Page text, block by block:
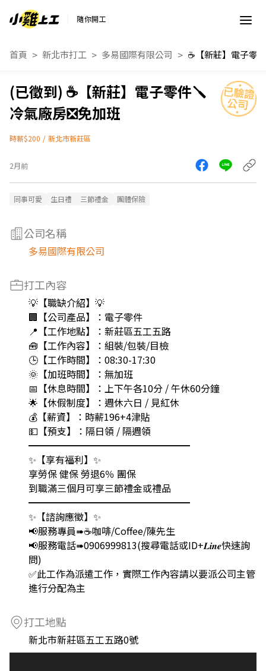
隨你開工
首頁 新北市打工 多易國際有限公司
☕️【新莊】電子零件🪛
冷氣廠房❎免加班
時薪$200 / 新北市新莊區
2月前
同事可愛 生日禮 三節禮金 團體保險
公司名稱
多易國際有限公司
打工內容
💡【職缺介紹】💡
🏢【公司產品】：電子零件
📍【工作地點】：新莊區五工五路
🧰【工作內容】：組裝/包裝/目檢
🕒【工作時間】：08:30-17:30
🌞【加班時間】：無加班
📅【休息時間】：上下午各10分 / 午休60分鐘
🌟【休假制度】：週休六日 / 見紅休
💰【薪資】：時薪196+4津貼
💵【預支】：隔日領 / 隔週領
━━━━━━━━━━━━━━━━━
✨【享有福利】✨
享勞保 健保 勞退6％ 團保
到職滿三個月可享三節禮金或禮品
━━━━━━━━━━━━━━━━━
✨【諮詢應徵】✨
📢服務專員➠☕️咖啡/Coffee/陳先生
📢服務電話➠0906999813(搜尋電話或ID+𝑳𝒊𝒏𝒆快速詢
問)
✅此工作為派遣工作，實際工作內容請以要派公司主管
進行分配為主
打工地點
新北市新莊區五工五路0號